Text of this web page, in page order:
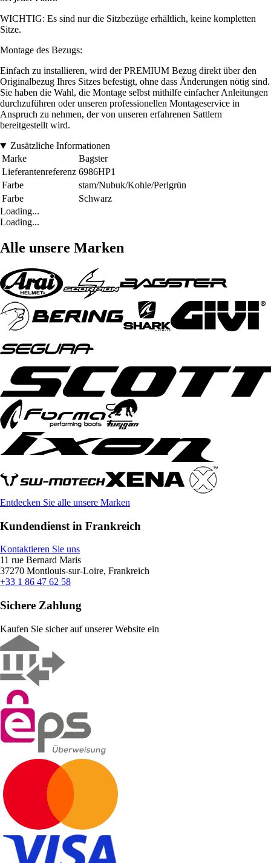
WICHTIG: Es sind nur die Sitzbezüge erhältlich, keine kompletten
Sitze.
Montage des Bezugs:
Einfach zu installieren, wird der PREMIUM Bezug direkt über den
Originalbezug Ihres Sitzes befestigt, ohne dass Änderungen nötig sind.
Sie haben die Wahl, die Montage selbst mithilfe einfacher Anleitungen
durchzuführen oder unseren professionellen Montageservice in
Anspruch zu nehmen, der von unseren erfahrenen Sattlern
bereitgestellt wird.
Zusätzliche Informationen
Marke
Bagster
Lieferantenreferenz 6986HP1
Farbe
stam/Nubuk/Kohle/Perlgrün
Farbe
Schwarz
Loading...
Loading...
Alle unsere Marken
Entdecken Sie alle unsere Marken
Kundendienst in Frankreich
Kontaktieren Sie uns
11 rue Bernard Maris
37270 Montlouis-sur-Loire, Frankreich
+33 1 86 47 62 58
Sichere Zahlung
Kaufen Sie sicher auf unserer Website ein